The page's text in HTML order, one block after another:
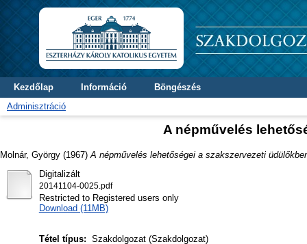
Kezdőlap Információ
Böngészés
Adminisztráció
A népművelés
Molnár, György (1967) A népművelés lehetőségei a szakszervezeti
Digitalizált
20141104-0025.pdf
Restricted to Registered users only
Download (11MB)
Tétel típus: Szakdolgozat (Szakdolgozat)